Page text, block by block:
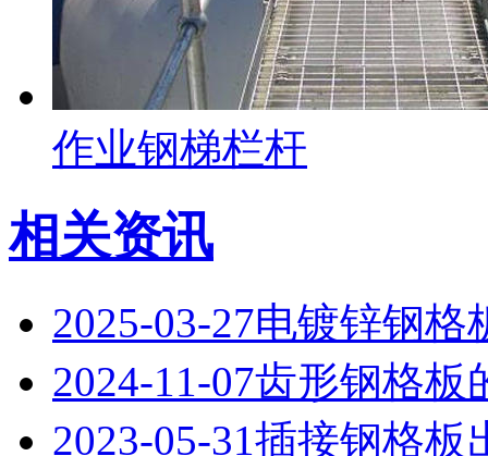
作业钢梯栏杆
相关资讯
2025-03-27电镀锌钢格
2024-11-07齿形钢格板
2023-05-31插接钢格板